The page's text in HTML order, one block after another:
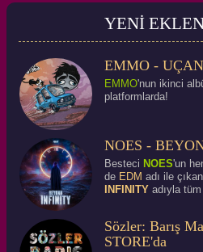
YENİ
EMMO -
EMMO'nun ikinci
platformlarda!
NOES -
Besteci NOES'un
de EDM adı ile
INFINITYadıyla
Sözler: Barış
STORE'da